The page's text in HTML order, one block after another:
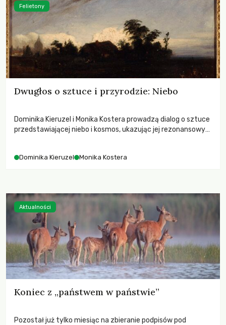
Dwugłos o sztuce i przyrodzie: Niebo
Dominika Kieruzel i Monika Kostera prowadzą dialog o sztuce
przedstawiającej niebo i kosmos, ukazując jej rezonansowy
Dominika Kieruzel Monika Kostera
Felietony
Koniec z „państwem w państwie”
Pozostał już tylko miesiąc na zbieranie podpisów pod
Aktualności